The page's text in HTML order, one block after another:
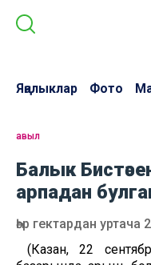
Яңалыклар Фото
авыл
Балык
арпадан
Һәр гектардан
(Казан, 22